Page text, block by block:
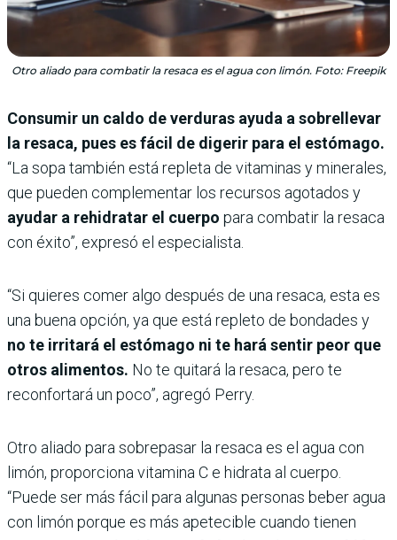
Otro aliado para combatir la resaca es el agua con limón. Foto: Freepik
Consumir un caldo de verduras ayuda a sobrellevar
la resaca, pues es fácil de digerir para el estómago.
“La sopa también está repleta de vitaminas y minerales,
que pueden complementar los recursos agotados y
ayudar a rehidratar el cuerpo para combatir la resaca
con éxito”, expresó el especialista.
“Si quieres comer algo después de una resaca, esta es
una buena opción, ya que está repleto de bondades y
no te irritará el estómago ni te hará sentir peor que
otros alimentos. No te quitará la resaca, pero te
reconfortará un poco”, agregó Perry.
Otro aliado para sobrepasar la resaca es el agua con
limón, proporciona vitamina C e hidrata al cuerpo.
“Puede ser más fácil para algunas personas beber agua
con limón porque es más apetecible cuando tienen